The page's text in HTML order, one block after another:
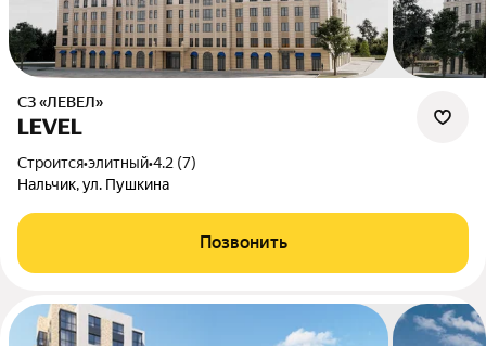
СЗ «ЛЕВЕЛ»
LEVEL
Строится•элитный•4.2 (7)
Нальчик, ул. Пушкина
Позвонить